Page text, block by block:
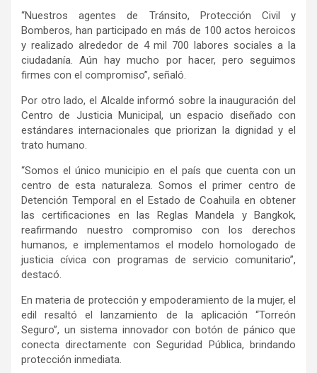
“Nuestros agentes de Tránsito, Protección Civil y
Bomberos, han participado en más de 100 actos heroicos
y realizado alrededor de 4 mil 700 labores sociales a la
ciudadanía. Aún hay mucho por hacer, pero seguimos
firmes con el compromiso”, señaló.
Por otro lado, el Alcalde informó sobre la inauguración del
Centro de Justicia Municipal, un espacio diseñado con
estándares internacionales que priorizan la dignidad y el
trato humano.
“Somos el único municipio en el país que cuenta con un
centro de esta naturaleza. Somos el primer centro de
Detención Temporal en el Estado de Coahuila en obtener
las certificaciones en las Reglas Mandela y Bangkok,
reafirmando nuestro compromiso con los derechos
humanos, e implementamos el modelo homologado de
justicia cívica con programas de servicio comunitario”,
destacó.
En materia de protección y empoderamiento de la mujer, el
edil resaltó el lanzamiento de la aplicación “Torreón
Seguro”, un sistema innovador con botón de pánico que
conecta directamente con Seguridad Pública, brindando
protección inmediata.